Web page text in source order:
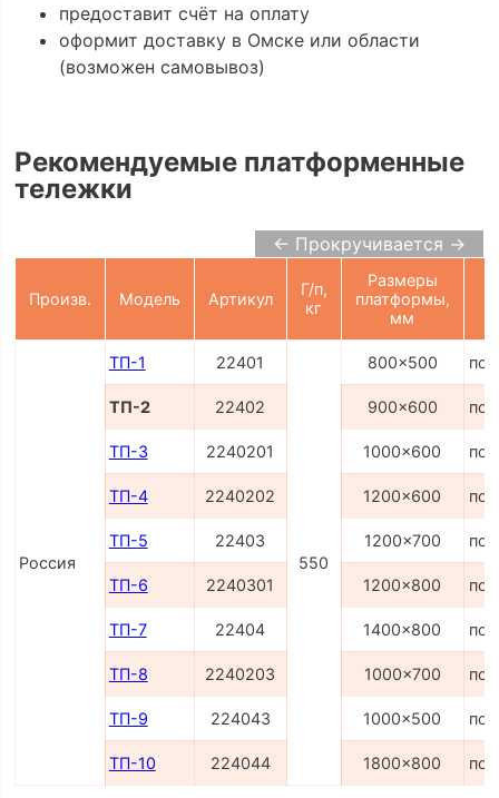
предоставит счёт на оплату
оформит доставку в Омске или области
(возможен самовывоз)
Рекомендуемые платформенные
тележки
← Прокручивается →
Произв. Модель Артикул
Г/п,
кг
Размеры
платформы,
мм
Россия
ТП-1 22401
550
800x500 по
ТП-2 22402 900x600 по
ТП-3 2240201 1000x600 по
ТП-4 2240202 1200x600 по
ТП-5 22403 1200x700 по
ТП-6 2240301 1200x800 по
ТП-7 22404 1400x800 по
ТП-8 2240203 1000x700 по
ТП-9 224043 1000x500 по
ТП-10 224044 1800x800 по